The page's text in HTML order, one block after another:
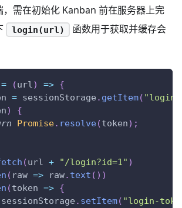
，需在初始化 Kanban 前在服务器上完
login(url)
函数用于获取并缓存会
= (url) => {
= sessionStorage . getItem( "login-
)
{
Promise. resolve(token) ;
(url + "/login?id=1" )
( raw => raw. text ( ) )
(token => {
sessionStorage . setItem( "login-